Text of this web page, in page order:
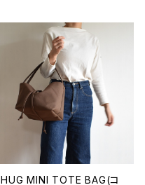
HUG MINI TOTE BAG(コ